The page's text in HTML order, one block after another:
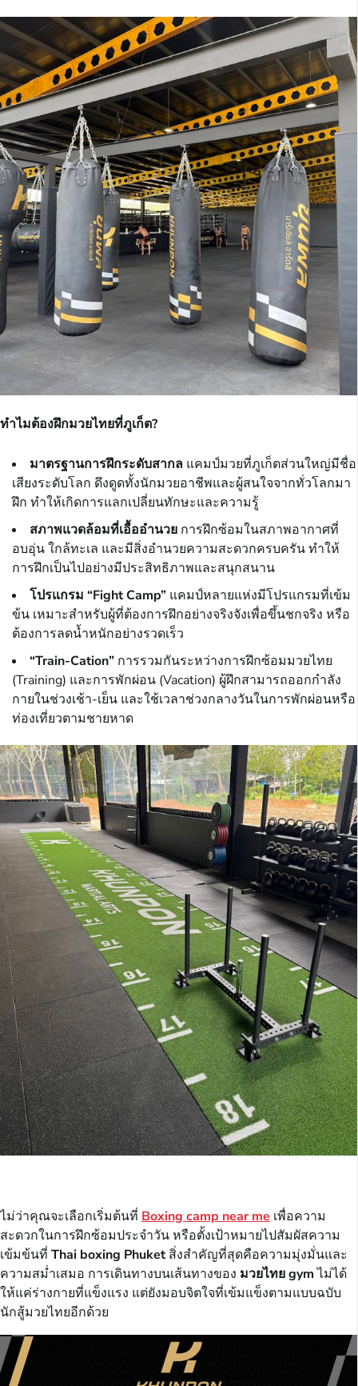
ทำไมต้องฝึกมวยไทยที่ภูเก็ต?
มาตรฐานการฝึกระดับสากล แคมป์มวยที่ภูเก็ตส่วนใหญ่มีชื่อ
เสียงระดับโลก ดึงดูดทั้งนักมวยอาชีพและผู้สนใจจากทั่วโลกมา
ฝึก ทำให้เกิดการแลกเปลี่ยนทักษะและความรู้
สภาพแวดล้อมที่เอื้ออำนวย การฝึกซ้อมในสภาพอากาศที่
อบอุ่น ใกล้ทะเล และมีสิ่งอำนวยความสะดวกครบครัน ทำให้
การฝึกเป็นไปอย่างมีประสิทธิภาพและสนุกสนาน
โปรแกรม “Fight Camp” แคมป์หลายแห่งมีโปรแกรมที่เข้ม
ข้น เหมาะสำหรับผู้ที่ต้องการฝึกอย่างจริงจังเพื่อขึ้นชกจริง หรือ
ต้องการลดน้ำหนักอย่างรวดเร็ว
“Train-Cation” การรวมกันระหว่างการฝึกซ้อมมวยไทย
(Training) และการพักผ่อน (Vacation) ผู้ฝึกสามารถออกกำลัง
กายในช่วงเช้า-เย็น และใช้เวลาช่วงกลางวันในการพักผ่อนหรือ
ท่องเที่ยวตามชายหาด
ไม่ว่าคุณจะเลือกเริ่มต้นที่ Boxing camp near me เพื่อความ
สะดวกในการฝึกซ้อมประจำวัน หรือตั้งเป้าหมายไปสัมผัสความ
เข้มข้นที่ Thai boxing Phuketสิ่งสำคัญที่สุดคือความมุ่งมั่นและ
ความสม่ำเสมอ การเดินทางบนเส้นทางของ มวยไทยgymไม่ได้
ให้แค่ร่างกายที่แข็งแรง แต่ยังมอบจิตใจที่เข้มแข็งตามแบบฉบับ
นักสู้มวยไทยอีกด้วย